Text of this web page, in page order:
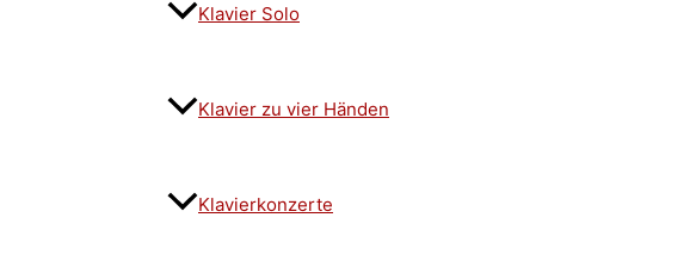
Klavier Solo
Klavier zu vier Händen
Klavierkonzerte